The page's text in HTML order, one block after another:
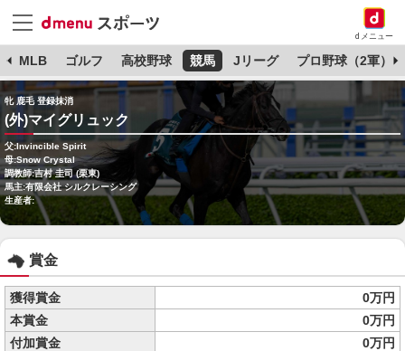
dメニュー
MLB ゴルフ 高校野球 競馬 Jリーグ プロ野球（2軍）
牝 鹿毛 登録抹消
(外)マイグリュック
父:Invincible Spirit
母:Snow Crystal
調教師:吉村 圭司 (栗東)
馬主:有限会社 シルクレーシング
生産者:
賞金
獲得賞金
0万円
本賞金
0万円
付加賞金
0万円